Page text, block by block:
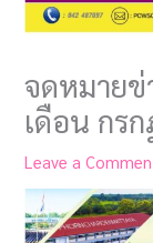
จดหมายข่
เดือน กร
Leave a